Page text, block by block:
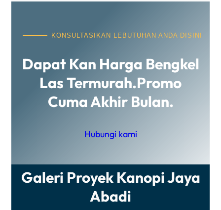
KONSULTASIKAN LEBUTUHAN ANDA DISINI
Dapat Kan Harga Bengkel
Las Termurah.promo
Cuma Akhir Bulan.
Hubungi kami
Galeri Proyek Kanopi Jaya
Abadi